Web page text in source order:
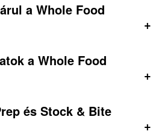
a Whole Food
+
a Whole Food
+
és Stock & Bite
+